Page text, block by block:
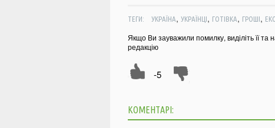
ТЕГИ: УКРАЇНА, УКРАЇНЦІ, ГОТІВКА, ГРОШІ,
Якщо Ви зауважили помилку, виділіть її
редакцію
-5
КОМЕНТАРІ: